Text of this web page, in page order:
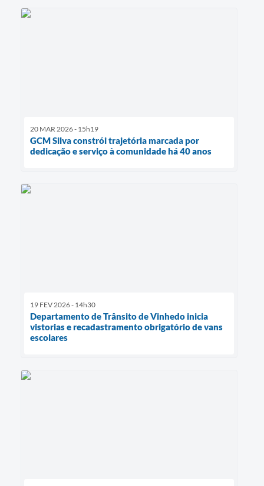
20 MAR 2026 - 15h19
GCM Silva constrói trajetória marcada por
dedicação e serviço à comunidade há 40 anos
19 FEV 2026 - 14h30
Departamento de Trânsito de Vinhedo inicia
vistorias e recadastramento obrigatório de vans
escolares